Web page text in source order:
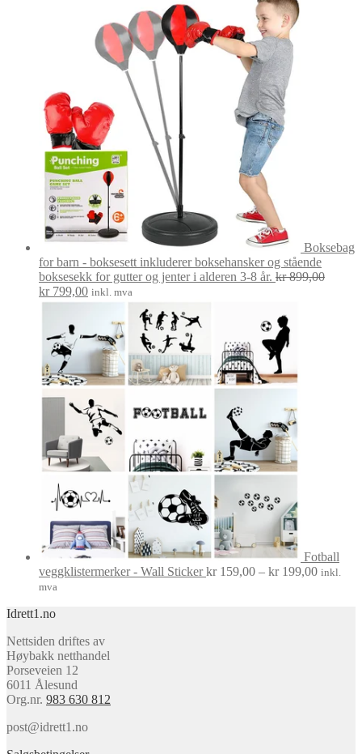
kr 249,00.
Boksebag
for barn - boksesett inkluderer boksehansker og stående
boksesekk for gutter og jenter i alderen 3-8 år. kr899,00
Opprinnelig
pris
kr 899,00.
kr799,00Nåværende
pris
kr 799,00.
inkl. mva
Fotball
veggklistermerker - Wall Sticker kr159,00 – kr199,00 inkl.
mva
Idrett1.no
Nettsiden driftes av
Høybakk netthandel
Porseveien 12
6011 Ålesund
Org.nr. 983 630 812
post@idrett1.no